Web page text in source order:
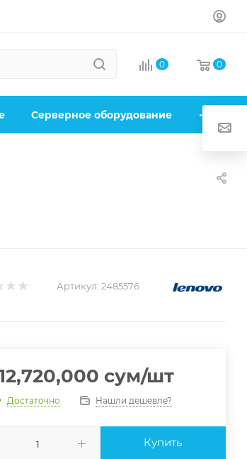
0 0
Серверное оборудование
Артикул: 2485576
сум/шт
Достаточно Нашли дешевле?
Купить